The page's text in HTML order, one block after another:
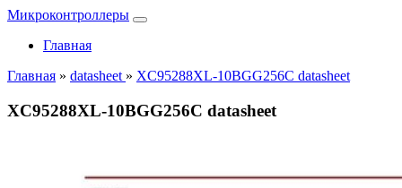
Микроконтроллеры
Главная
Главная » datasheet » XC95288XL-10BGG256C datasheet
XC95288XL-10BGG256C datasheet